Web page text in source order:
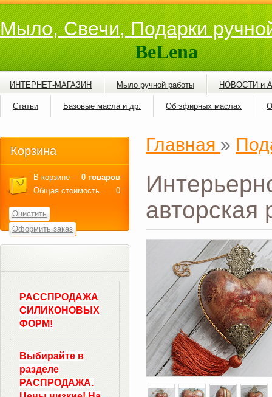
Мыло, Свечи, Подарки
BeLena
ИНТЕРНЕТ-МАГАЗИН Мыло ручной работы НОВОСТИ и
Статьи Базовые масла и др. Об эфирных маслах
Главная »
авторская
Корзина
В корзине
0 товаров
Общая стоимость
0
Очистить
Оформить заказ
РАССПРОДАЖА
СИЛИКОНОВЫХ
ФОРМ!
Выбирайте в
разделе
РАСПРОДАЖА.